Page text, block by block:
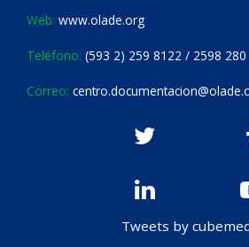
Web: www.olade.org
Teléfono: (593 2) 259 8122 / 2598 280
Correo:
Tweets by